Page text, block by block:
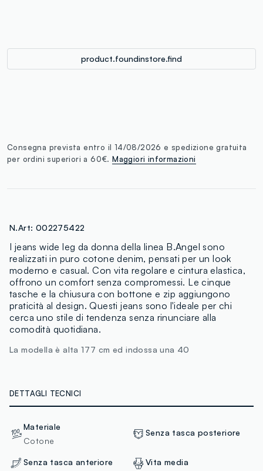
product.foundinstore.find
Consegna prevista entro il 14/08/2026 e spedizione gratuita
per ordini superiori a 60€.Maggiori informazioni
N.Art: 002275422
I jeans wide leg da donna della linea B.Angel sono
realizzati in puro cotone denim, pensati per un look
moderno e casual. Con vita regolare e cintura elastica,
offrono un comfort senza compromessi. Le cinque
tasche e la chiusura con bottone e zip aggiungono
praticità al design. Questi jeans sono l'ideale per chi
cerca uno stile di tendenza senza rinunciare alla
comodità quotidiana.
La modella è alta 177 cm ed indossa una 40
DETTAGLI TECNICI
Materiale
Cotone
Senza tasca posteriore
Senza tasca anteriore Vita media